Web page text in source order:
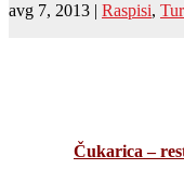
avg 7, 2013 | Raspisi,
Čukarica –